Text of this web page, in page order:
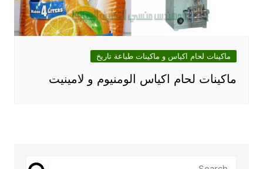
ماكينات لحام اكياس و ماكينات طباعة تاريخ
ماكينات لحام اكياس الومنيوم و لامينيت